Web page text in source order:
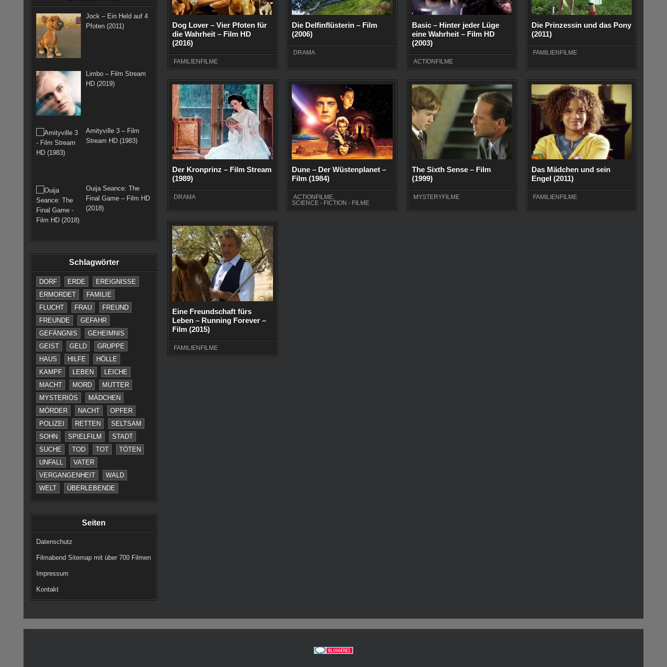
a
m
s
t
Jock – Ein Held auf 4
Pfoten (2011)
Limbo – Film Stream
HD (2019)
Amityville 3 – Film
Stream HD (1983)
Ouija Seance: The
Final Game – Film HD
(2018)
Schlagwörter
DORF ERDE
EREIGNISSE
ERMORDET
FAMILIE
FLUCHT
FRAU
FREUND
FREUNDE
GEFAHR
GEFÄNGNIS
GEHEIMNIS
GEIST
GELD
GRUPPE
HAUS
HILFE
HÖLLE
KAMPF
LEBEN
LEICHE
MACHT
MORD
MUTTER
MYSTERIÖS
MÄDCHEN
MÖRDER
NACHT
OPFER
POLIZEI
RETTEN
SELTSAM
SOHN
SPIELFILM
STADT
SUCHE
TOD TOT
TÖTEN
UNFALL
VATER
VERGANGENHEIT
WALD
WELT
ÜBERLEBENDE
Seiten
Datenschutz
Filmabend Sitemap mit über 700 Filmen
Impressum
Kontakt
Dog Lover – Vier Pfoten für
die Wahrheit – Film HD
(2016)
FAMILIENFILME
Die Delfinflüsterin – Film
(2006)
DRAMA
Basic – Hinter jeder Lüge
eine Wahrheit – Film HD
(2003)
ACTIONFILME
Die Prinzessin und das Pony
(2011)
FAMILIENFILME
Der Kronprinz – Film Stream
(1989)
DRAMA
Dune – Der Wüstenplanet –
Film (1984)
ACTIONFILME,
SCIENCE - FICTION - FILME
The Sixth Sense – Film
(1999)
MYSTERYFILME
Das Mädchen und sein
Engel (2011)
FAMILIENFILME
Eine Freundschaft fürs
Leben – Running Forever –
Film (2015)
FAMILIENFILME